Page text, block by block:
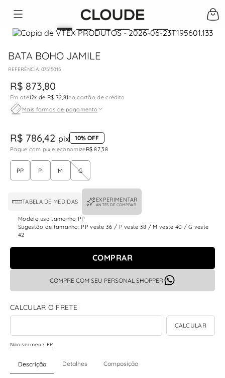
BATA BOHO JAMILE
: 07515015
R$ 873,80
Em até12x de R$ 72,81no cartão de crédito
Mais formas de pagamento
R$ 786,42 pix 10% OFF
Pague com pix e economizeR$ 87,38
PP P M G
TABELA DE MEDIDAS EXPERIMENTAR
ANTES DE COMPRAR
Modelo usa tamanho PP
Sugestão de tamanho: PP veste 36 / P veste 38 / M veste 40 / G veste
42
COMPRAR
COMPRE COM SEU PERSONAL SHOPPER
Não sei meu CEP
Descrição Detalhes Composição